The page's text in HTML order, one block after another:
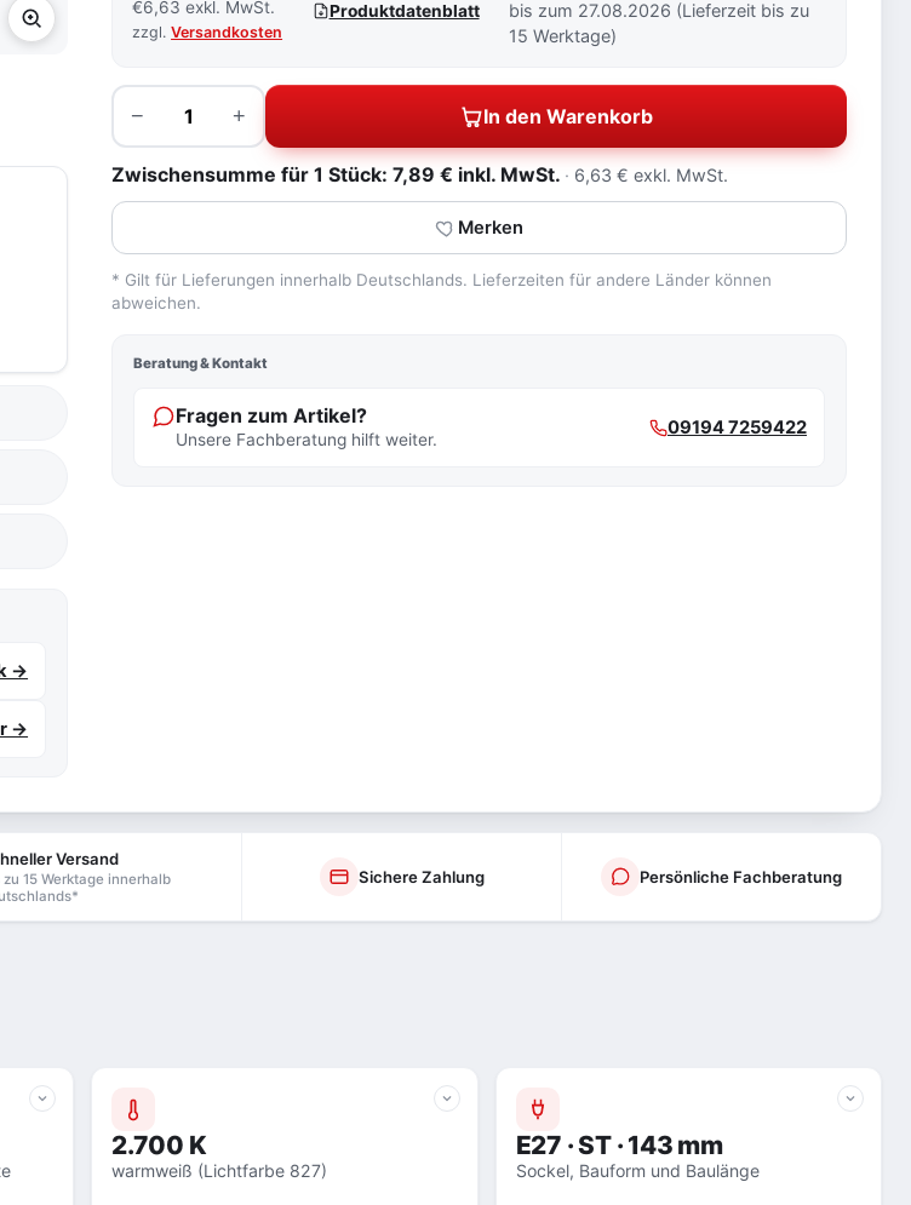
→
→
€6,63 exkl. MwSt.
zzgl.Versandkosten
Produktdatenblatt
bis zum 27.08.2026 (Lieferzeit bis zu
15 Werktage)
−
Menge
+ In den Warenkorb
Zwischensumme für 1 Stück: 7,89 € inkl. MwSt. 6,63 € exkl. MwSt.
Merken
* Gilt für Lieferungen innerhalb Deutschlands. Lieferzeiten für andere Länder können
abweichen.
Beratung & Kontakt
Fragen zum Artikel?
Unsere Fachberatung hilft weiter.
09194 7259422
Versand
zu 15 Werktage innerhalb
Sichere Zahlung Persönliche Fachberatung
2.700 K
warmweiß (Lichtfarbe 827)
E27 · ST · 143 mm
Sockel, Bauform und Baulänge